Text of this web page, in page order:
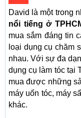
David là một trong
nổi tiếng ở
mua sắm đáng tin
loại dụng cụ chăm
nhau. Với sự đa
dụng cụ làm tóc tại
mua được những
máy uốn tóc, máy
khác.